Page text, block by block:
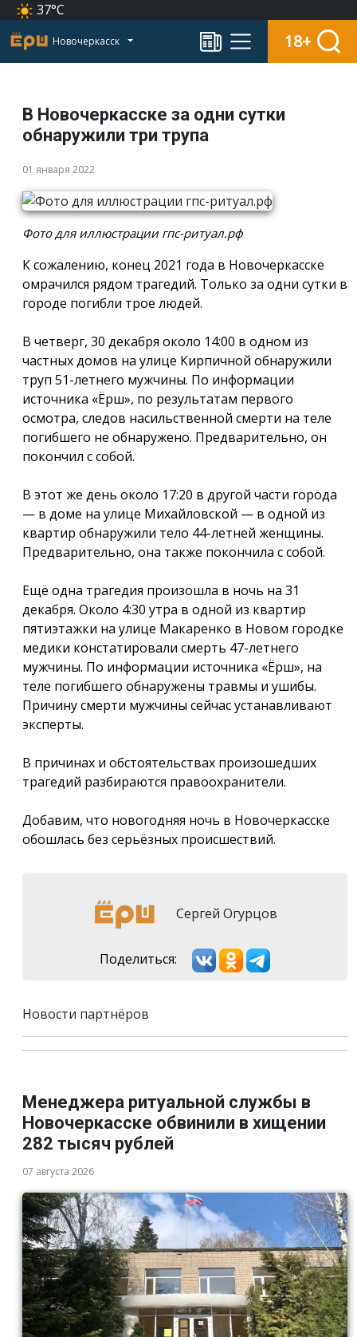
37°C
Новочеркасск 18+
В Новочеркасске за одни сутки
обнаружили три трупа
01 января 2022
Фото для иллюстрации гпс-ритуал.рф
К сожалению, конец 2021 года в Новочеркасске
омрачился рядом трагедий. Только за одни сутки в
городе погибли трое людей.
В четверг, 30 декабря около 14:00 в одном из
частных домов на улице Кирпичной обнаружили
труп 51-летнего мужчины. По информации
источника «Ёрш», по результатам первого
осмотра, следов насильственной смерти на теле
погибшего не обнаружено. Предварительно, он
покончил с собой.
В этот же день около 17:20 в другой части города
— в доме на улице Михайловской — в одной из
квартир обнаружили тело 44-летней женщины.
Предварительно, она также покончила с собой.
Ещё одна трагедия произошла в ночь на 31
декабря. Около 4:30 утра в одной из квартир
пятиэтажки на улице Макаренко в Новом городке
медики констатировали смерть 47-летнего
мужчины. По информации источника «Ёрш», на
теле погибшего обнаружены травмы и ушибы.
Причину смерти мужчины сейчас устанавливают
эксперты.
В причинах и обстоятельствах произошедших
трагедий разбираются правоохранители.
Добавим, что новогодняя ночь в Новочеркасске
обошлась без серьёзных происшествий.
Сергей Огурцов
Поделиться:
Новости партнёров
Менеджера ритуальной службы в
Новочеркасске обвинили в хищении
282 тысяч рублей
07 августа 2026